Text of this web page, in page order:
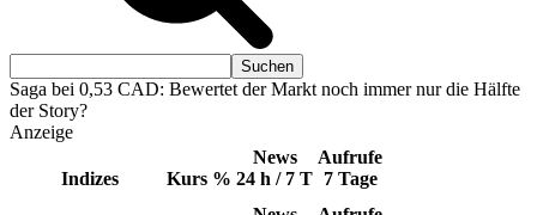
Saga bei 0,53 CAD: Bewertet der Markt noch immer nur die Hälfte
der Story?
Anzeige
Indizes Kurs %
News
24 h / 7 T
Aufrufe
7 Tage